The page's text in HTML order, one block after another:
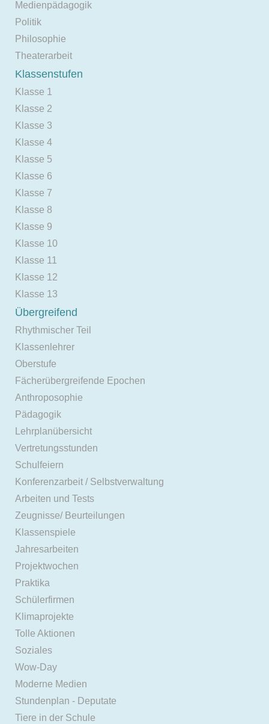
Medienpädagogik
Politik
Philosophie
Theaterarbeit
Klassenstufen
Klasse 1
Klasse 2
Klasse 3
Klasse 4
Klasse 5
Klasse 6
Klasse 7
Klasse 8
Klasse 9
Klasse 10
Klasse 11
Klasse 12
Klasse 13
Übergreifend
Rhythmischer Teil
Klassenlehrer
Oberstufe
Fächerübergreifende Epochen
Anthroposophie
Pädagogik
Lehrplanübersicht
Vertretungsstunden
Schulfeiern
Konferenzarbeit / Selbstverwaltung
Arbeiten und Tests
Zeugnisse/ Beurteilungen
Klassenspiele
Jahresarbeiten
Projektwochen
Praktika
Schülerfirmen
Klimaprojekte
Tolle Aktionen
Soziales
Wow-Day
Moderne Medien
Stundenplan - Deputate
Tiere in der Schule